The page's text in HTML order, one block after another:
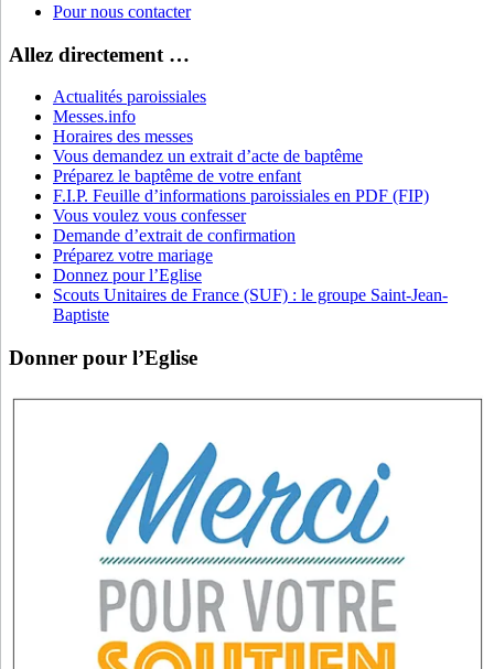
Pour nous contacter
Allez directement …
Actualités paroissiales
Messes.info
Horaires des messes
Vous demandez un extrait d’acte de baptême
Préparez le baptême de votre enfant
F.I.P. Feuille d’informations paroissiales en PDF (FIP)
Vous voulez vous confesser
Demande d’extrait de confirmation
Préparez votre mariage
Donnez pour l’Eglise
Scouts Unitaires de France (SUF) : le groupe Saint-Jean-
Baptiste
Donner pour l’Eglise